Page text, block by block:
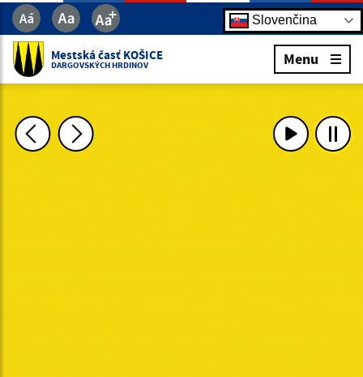
Slovenčina
Mestská časť KOŠICE
DARGOVSKÝCH HRDINOV Menu